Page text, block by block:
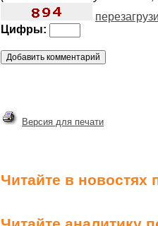
Цифры:
Версия для печати
Читайте в новостях